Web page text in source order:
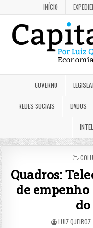
INÍCIO
GOVERNO
REDES SOCIAIS DADOS
Quadros:
de
LUIZ QUEIROZ